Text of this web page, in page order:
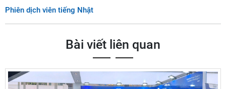
Phiên dịch viên tiếng Nhật
Bài viết liên quan